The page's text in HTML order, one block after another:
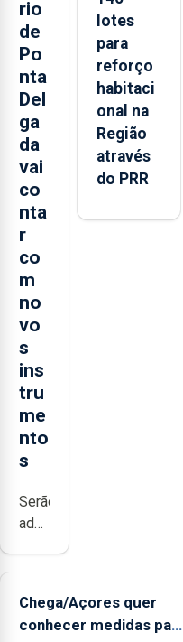
rio
de
Po
nta
Del
ga
da
vai
co
nta
r
co
m
no
vo
s
ins
tru
me
nto
s
Serão
adquiridos
instrumentos
uma
harpa,
lotes
para
reforço
habitaci
onal na
Região
através
do PRR
Chega/Açores quer
conhecer medidas para